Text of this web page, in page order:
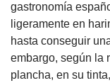
gastronomía
ligeramente en
hasta conseguir
embargo, según la
plancha, en su